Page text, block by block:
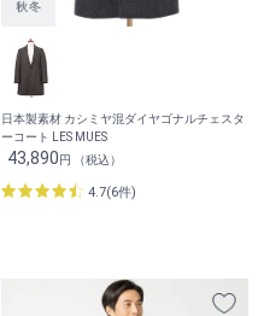
日本製素材 カシミヤ混ダイヤゴナルチェスタ
ーコート LES MUES
43,890円 （税込）
4.7(6件)